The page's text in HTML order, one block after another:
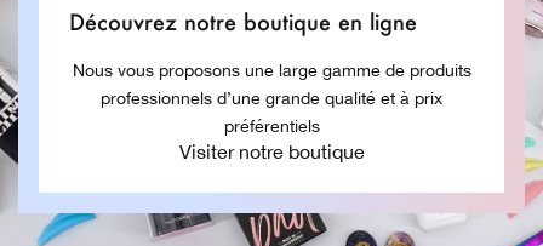
Découvrez notre boutique en ligne
Nous vous proposons une large gamme de produits
professionnels d’une grande qualité et à prix
préférentiels
Visiter notre boutique